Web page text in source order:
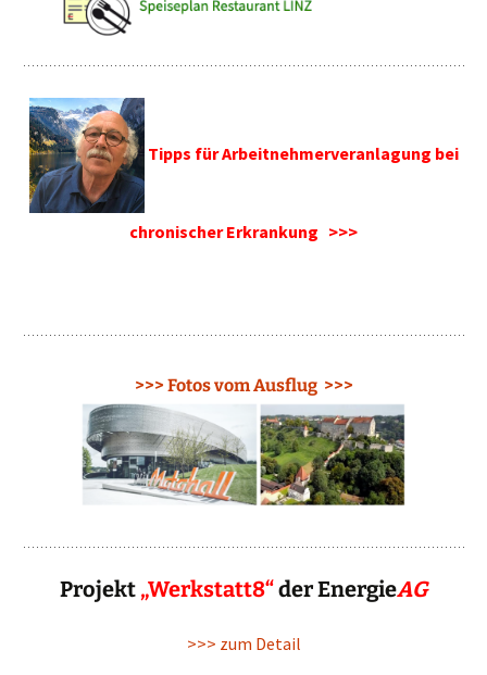
Tipps für Arbeitnehmerveranlagung bei
chronischer Erkrankung >>>
>>> Fotos vom Ausflug >>>
Projekt „Werkstatt8“der EnergieAG
>>> zum Detail